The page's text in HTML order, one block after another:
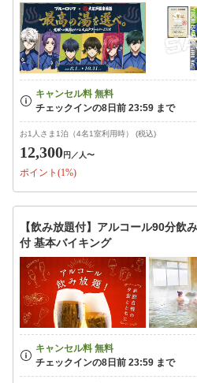
お1人さま1泊（4名1室利用時） (税込)
12,300円 ／人〜
ポイント(1%)
【飲み放題付】アルコール90分飲
付 基本バイキング